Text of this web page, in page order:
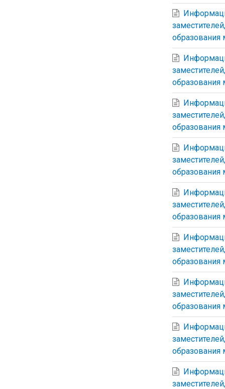
образования
образования
образования
образования
образования
образования
образования
образования